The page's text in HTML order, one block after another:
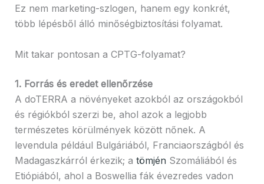
Ez nem marketing-szlogen, hanem egy konkrét,
több lépésből álló minőségbiztosítási folyamat.
Mit takar pontosan a CPTG-folyamat?
1. Forrás és eredet ellenőrzése
A doTERRA a növényeket azokból az országokból
és régiókból szerzi be, ahol azok a legjobb
természetes körülmények között nőnek. A
levendula például Bulgáriából, Franciaországból és
Madagaszkárról érkezik; a tömjén Szomáliából és
Etiópiából, ahol a Boswellia fák évezredes vadon